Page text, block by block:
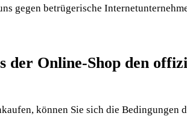
gegen betrügerische
der Online-Shop den
können Sie sich die Bedingungen